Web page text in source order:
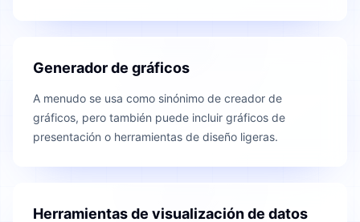
Generador de gráficos
A menudo se usa como sinónimo de creador de
gráficos, pero también puede incluir gráficos de
presentación o herramientas de diseño ligeras.
Herramientas de visualización de datos